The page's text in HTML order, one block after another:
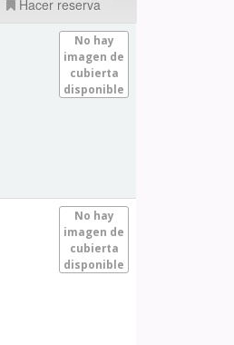
Hacer reserva
No hay
imagen de
cubierta
disponible
No hay
imagen de
cubierta
disponible